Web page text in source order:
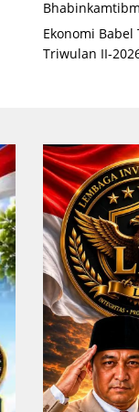
Ekonomi
Triwulan II-